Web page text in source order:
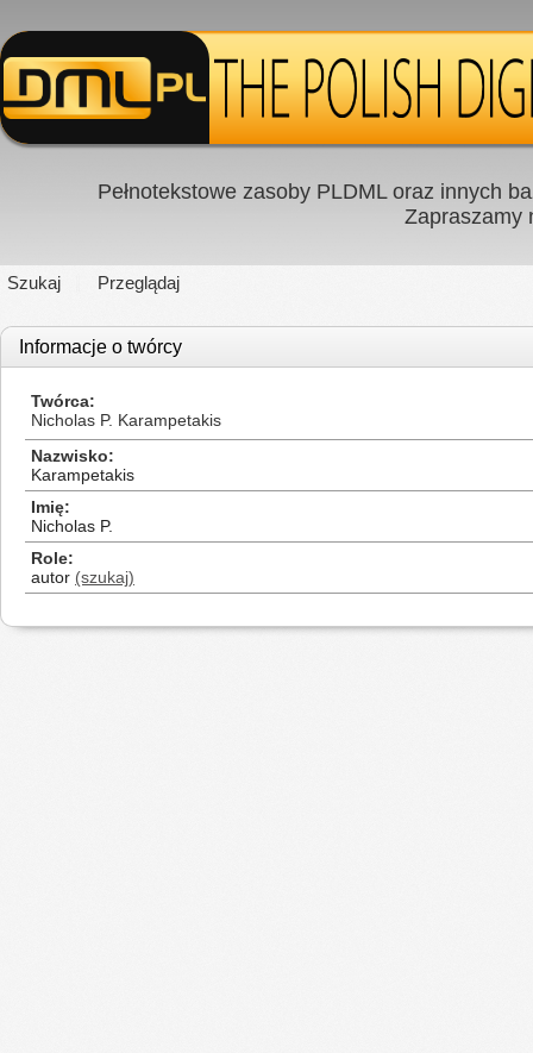
Pełnotekstowe zasoby PLDML oraz innych
Zapraszamy
Szukaj Przeglądaj
Informacje o twórcy
Twórca
Nicholas P. Karampetakis
Nazwisko
Karampetakis
Imię
Nicholas P.
Role
autor (szukaj)